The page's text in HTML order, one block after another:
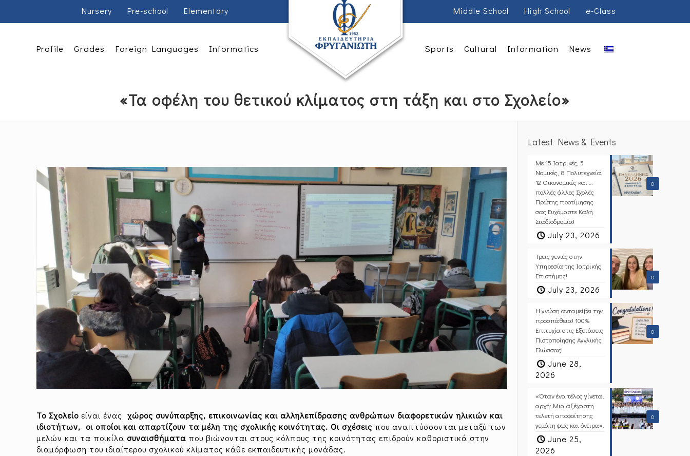
Nursery Pre-school Elementary Middle School High School e-Class
Profile Grades Foreign Languages Informatics Sports Cultural Information News
«Τα οφέλη του θετικού κλίματος στη τάξη και στο Σχολείο»
Το Σχολείο είναι έναςχώρος συνύπαρξης, επικοινωνίας και αλληλεπίδρασης ανθρώπων διαφορετικών ηλικιών και
ιδιοτήτων, οι οποίοι και απαρτίζουν τα μέλη της σχολικής κοινότητας. Οι σχέσεις που αναπτύσσονται μεταξύ των
μελών και τα ποικίλασυναισθήματα που βιώνονται στους κόλπους της κοινότητας επιδρούν καθοριστικά στην
διαμόρφωση του ιδιαίτερου σχολικού κλίματος κάθε εκπαιδευτικής μονάδας.
Latest News & Events
0
Με 15 Ιατρικές, 5
Νομικές, 8 Πολυτεχνεία,
12 Οικονομικές και …
πολλές άλλες Σχολές
Πρώτης προτίμησης
σας Ευχόμαστε Καλή
Σταδιοδρομία!
July 23, 2026
0
Τρεις γενιές στην
Υπηρεσία της Ιατρικής
Επιστήμης!
July 23, 2026
0
Η γνώση ανταμείβει την
προσπάθεια! 100%
Επιτυχία στις Εξετάσεις
Πιστοποίησης Αγγλικής
Γλώσσας!
June 28,
2026
0
«Όταν ένα τέλος γίνεται
αρχή: Μια αξέχαστη
τελετή αποφοίτησης
γεμάτη φως και όνειρα».
June 25,
2026